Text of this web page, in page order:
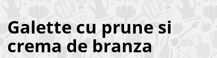
Galette cu prune si
crema de branza